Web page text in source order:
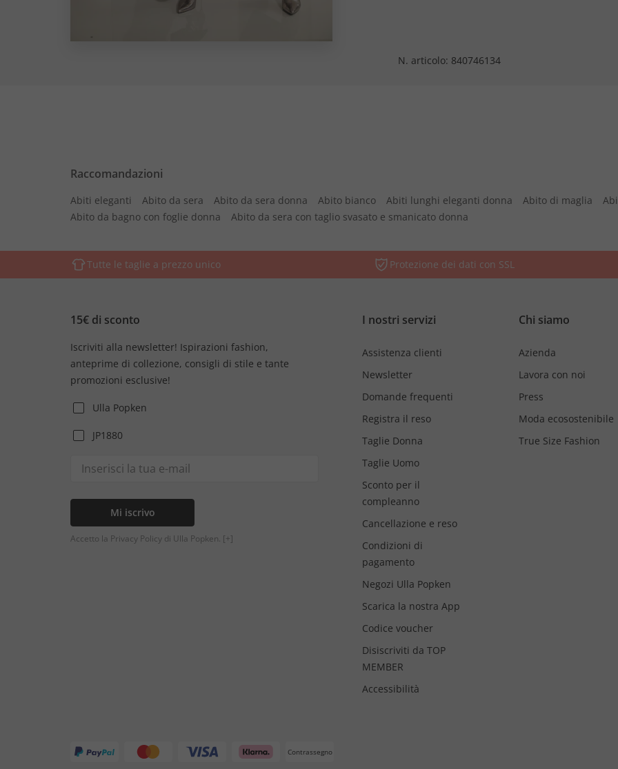
N. articolo: 840746134
Raccomandazioni
Abiti eleganti Abito da sera Abito da sera donna Abito bianco Abiti lunghi eleganti donna Abito di maglia
Abito da bagno con foglie donna
Abito da sera con taglio svasato e smanicato donna
Tutte le taglie a prezzo unico Protezione dei dati con SSL
15€ di sconto
Iscriviti alla newsletter! Ispirazioni fashion,
anteprime di collezione, consigli di stile e tante
promozioni esclusive!
Ulla Popken
JP1880
Mi iscrivo
Accetto la Privacy Policy di Ulla Popken. [+]
I nostri servizi
Assistenza clienti
Newsletter
Domande frequenti
Registra il reso
Taglie Donna
Taglie Uomo
Sconto per il
compleanno
Cancellazione e reso
Condizioni di
pagamento
Negozi Ulla Popken
Scarica la nostra App
Codice voucher
Disiscriviti da TOP
MEMBER
Accessibilità
Chi siamo
Azienda
Lavora con noi
Press
Moda ecosostenibile
True Size Fashion
Contrassegno